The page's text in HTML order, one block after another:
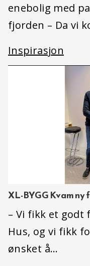
enebolig med
fjorden – Da vi
Inspirasjon
XL-BYGG Kvam
– Vi fikk et godt
Hus, og vi fikk
ønsket å…